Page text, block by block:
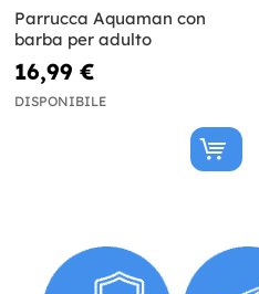
Parrucca Aquaman con
barba per adulto
16,99 €
DISPONIBILE